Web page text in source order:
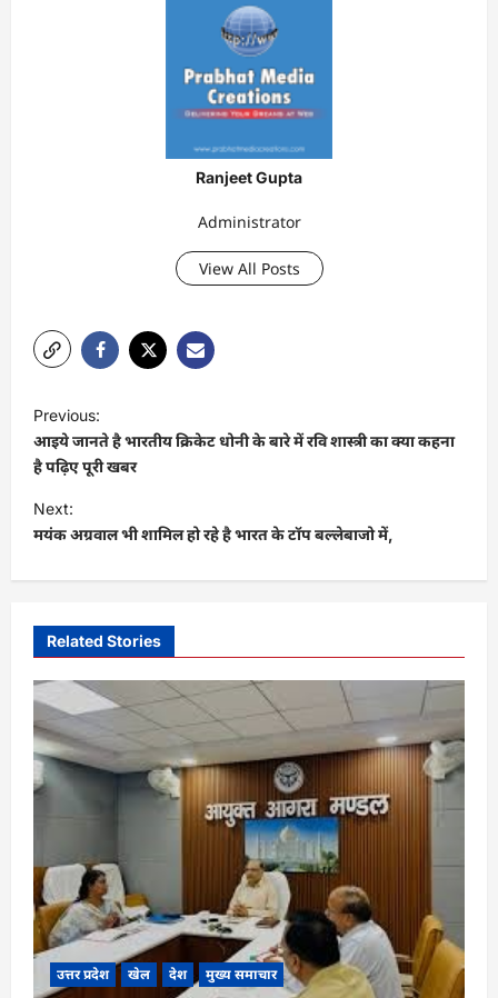
Ranjeet Gupta
Administrator
View All Posts
P
o
s
t
n
a
g
a
t
i
Previous:
आइये जानते है भारतीय क्रिकेट धोनी के बारे में रवि शास्त्री का क्या कहना
है पढ़िए पूरी खबर
Next:
मयंक अग्रवाल भी शामिल हो रहे है भारत के टॉप बल्लेबाजो में,
Related Stories
उत्तर प्रदेश खेल देश मुख्य समाचार